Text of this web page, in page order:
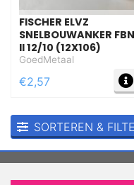
FISCHER ELVZ
SNELBOUWANKER FBN
II 12/10 (12X106)
GoedMetaal
€2,57
SORTEREN &